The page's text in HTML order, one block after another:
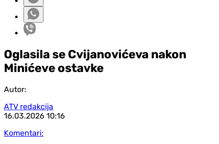
Oglasila se Cvijanovićeva nakon
Minićeve ostavke
Autor:
ATV redakcija
16.03.2026 10:16
Komentari: